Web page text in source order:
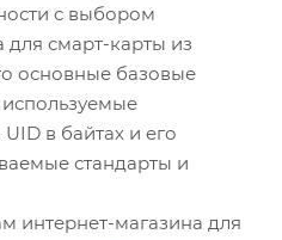
с выбором
смарт-карты из
основные базовые
в байтах и его
стандарты и
интернет-магазина для